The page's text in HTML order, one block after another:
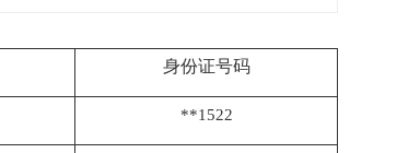
身份证号码
**1522